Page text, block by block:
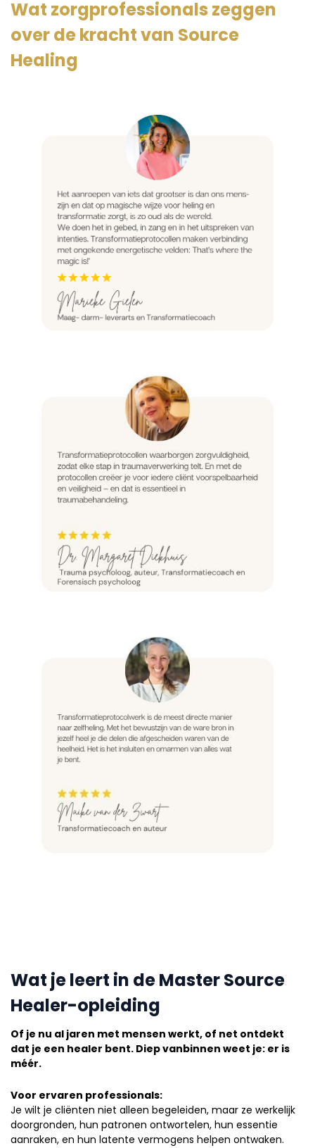
Wat zorgprofessionals zeggen
over de kracht van Source
Healing
Wat je leert in de Master Source
Healer-opleiding
Of je nu al jaren met mensen werkt, of net ontdekt
dat je een healer bent. Diep vanbinnen weet je: er is
méér.
Voor ervaren professionals:
Je wilt je cliënten niet alleen begeleiden, maar ze werkelijk
doorgronden, hun patronen ontwortelen, hun essentie
aanraken, en hun latente vermogens helpen ontwaken.